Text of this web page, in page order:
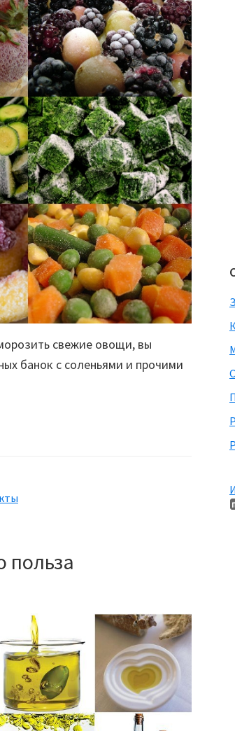
свежие овощи, вы
банок с соленьями и прочими
польза